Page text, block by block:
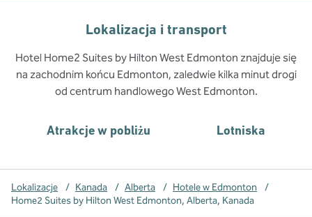
Lokalizacja i transport
Hotel Home2 Suites by Hilton West Edmonton znajduje się
na zachodnim końcu Edmonton, zaledwie kilka minut drogi
od centrum handlowego West Edmonton.
Atrakcje w pobliżu Lotniska
Lokalizacje / Kanada / Alberta / Hotele w Edmonton
/
Home2 Suites by Hilton West Edmonton, Alberta, Kanada